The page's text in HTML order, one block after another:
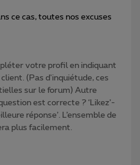
ce cas, toutes nos excuses
votre profil en indiquant
(Pas d'inquiétude, ces
sur le forum) Autre
est correcte ? ‘Likez’-
réponse’. L’ensemble de
plus facilement.